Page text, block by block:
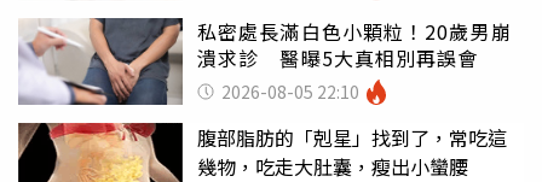
私密處長滿白色小顆粒！20歲男崩
潰求診 醫曝5大真相別再誤會
2026-08-05 22:10
腹部脂肪的「剋星」找到了，常吃這
幾物，吃走大肚囊，瘦出小蠻腰